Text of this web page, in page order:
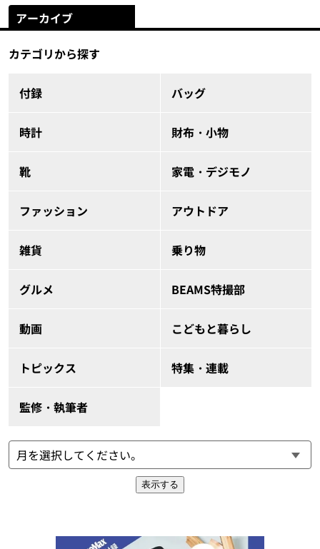
アーカイブ
カテゴリから探す
付録 バッグ
時計 財布・小物
靴 家電・デジモノ
ファッション アウトドア
雑貨 乗り物
グルメ BEAMS特撮部
動画 こどもと暮らし
トピックス 特集・連載
監修・執筆者
表示する